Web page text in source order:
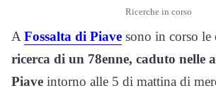
Ricerche in corso
A Fossalta di Piave sono in corso le
ricerca di un 78enne, caduto nelle
Piave intorno alle 5 di mattina di